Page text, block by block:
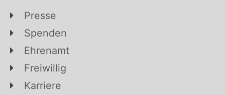
Presse
Spenden
Ehrenamt
Freiwillig
Karriere